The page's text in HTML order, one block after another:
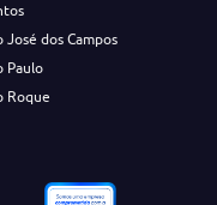
José dos Campos
Paulo
Roque